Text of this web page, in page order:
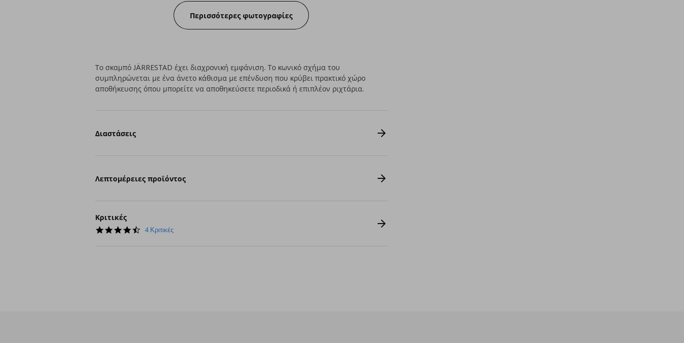
Περισσότερες φωτογραφίες
Το σκαμπό JÄRRESTAD έχει διαχρονική εμφάνιση. Το κωνικό σχήμα του
συμπληρώνεται με ένα άνετο κάθισμα με επένδυση που κρύβει πρακτικό χώρο
αποθήκευσης όπου μπορείτε να αποθηκεύσετε περιοδικά ή επιπλέον ριχτάρια.
Διαστάσεις
Λεπτομέρειες προϊόντος
Κριτικές
4.5
4 Κριτικές